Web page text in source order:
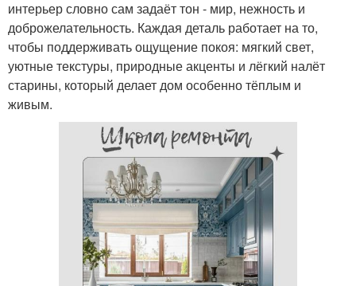
интерьер словно сам задаёт тон - мир, нежность и
доброжелательность. Каждая деталь работает на то,
чтобы поддерживать ощущение покоя: мягкий свет,
уютные текстуры, природные акценты и лёгкий налёт
старины, который делает дом особенно тёплым и
живым.